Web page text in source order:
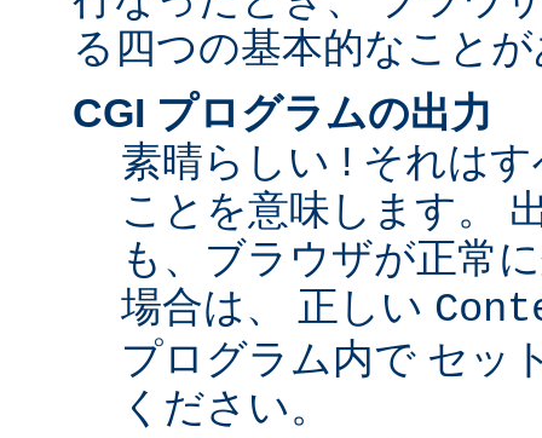
る四つの基本的なこと
CGI プログラムの出力
素晴らしい ! それは
ことを意味します。
も、ブラウザが正常
場合は、 正しい
プログラム内で セッ
ください。